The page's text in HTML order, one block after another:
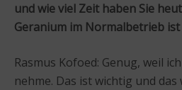
und wie viel Zeit haben Sie
Geranium im Normalbetrieb
Rasmus Kofoed: Genug, weil
nehme. Das ist wichtig und